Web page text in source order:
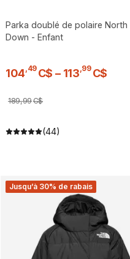
Parka doublé de polaire North
Down - Enfant
104,49 C$ – 113,99 C$
189,99C$
(44)
Jusqu’à 30% de rabais